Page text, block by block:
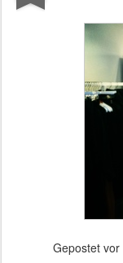
Gepostet vor